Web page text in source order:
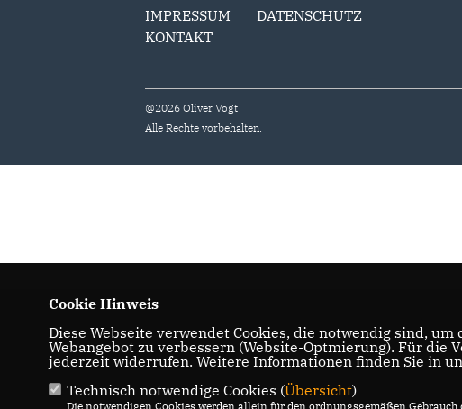
IMPRESSUM
DATENSCHUTZ
KONTAKT
@2026 Oliver Vogt
Alle Rechte vorbehalten.
Cookie Hinweis
Diese Webseite verwendet Cookies, die notwendig sind,
Webangebot zu verbessern (Website-Optmierung). Für
jederzeit widerrufen. Weitere Informationen finden Sie in
Technisch notwendige Cookies (Übersicht)
Die notwendigen Cookies werden allein für den ordnungsgemäßen Gebrauch